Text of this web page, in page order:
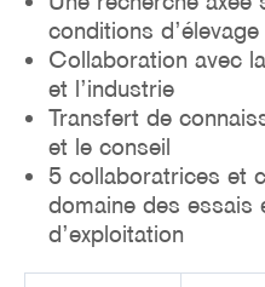
conditions
Collaboration avec
et l’industrie
Transfert de
et le conseil
5 collaboratrices et
domaine des essais
d’exploitation